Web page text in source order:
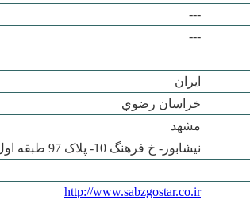
---
---
ایران
خراسان رضوي
مشهد
نيشابور- خ فرهنگ 10- پلاک 97 طبقه اول
http://www.sabzgostar.co.ir